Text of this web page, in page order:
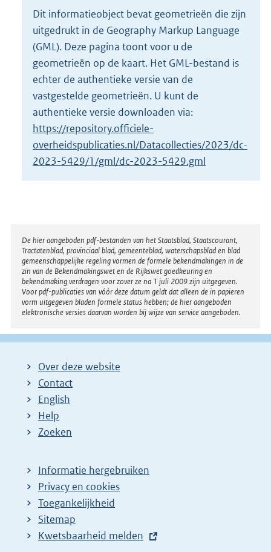
o
t
t
e
7
6
K
Dit informatieobject bevat geometrieën die zijn
uitgedrukt in de Geography Markup Language
(GML). Deze pagina toont voor u de
geometrieën op de kaart. Het GML-bestand is
echter de authentieke versie van de
vastgestelde geometrieën. U kunt de
authentieke versie downloaden via:
https://repository.officiele-
overheidspublicaties.nl/Datacollecties/2023/dc-
2023-5429/1/gml/dc-2023-5429.gml
Disclaimer
De hier aangeboden pdf-bestanden van het Staatsblad, Staatscourant,
Tractatenblad, provinciaal blad, gemeenteblad, waterschapsblad en blad
gemeenschappelijke regeling vormen de formele bekendmakingen in de
zin van de Bekendmakingswet en de Rijkswet goedkeuring en
bekendmaking verdragen voor zover ze na 1 juli 2009 zijn uitgegeven.
Voor pdf-publicaties van vóór deze datum geldt dat alleen de in papieren
vorm uitgegeven bladen formele status hebben; de hier aangeboden
elektronische versies daarvan worden bij wijze van service aangeboden.
Over deze website
Contact
English
Help
Zoeken
Informatie hergebruiken
Privacy en cookies
Toegankelijkheid
Sitemap
E
Kwetsbaarheid melden